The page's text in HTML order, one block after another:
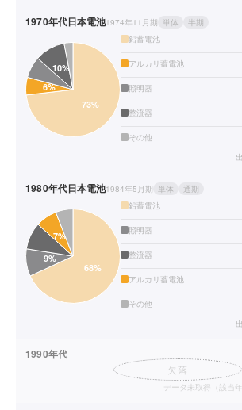
1970年代日本電池1974年11月期 単体
半期
鉛蓄電池
アルカリ蓄電池
照明器
整流器
その他
1980年代日本電池1984年5月期 単体
通期
鉛蓄電池
照明器
整流器
アルカリ蓄電池
その他
1990年代
欠落
データ未取得（該当